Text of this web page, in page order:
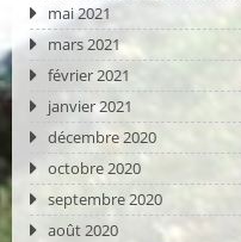
mai 2021
mars 2021
février 2021
janvier 2021
décembre 2020
octobre 2020
septembre 2020
août 2020